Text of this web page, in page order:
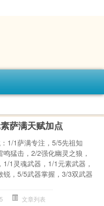
萨满天赋加点
1/1萨满专注，5/5先祖知
鸣猛击，2/2强化幽灵之狼，
1/1灵魂武器，1/1元素武器，
锐，5/5武器掌握，3/3双武器
文章列表